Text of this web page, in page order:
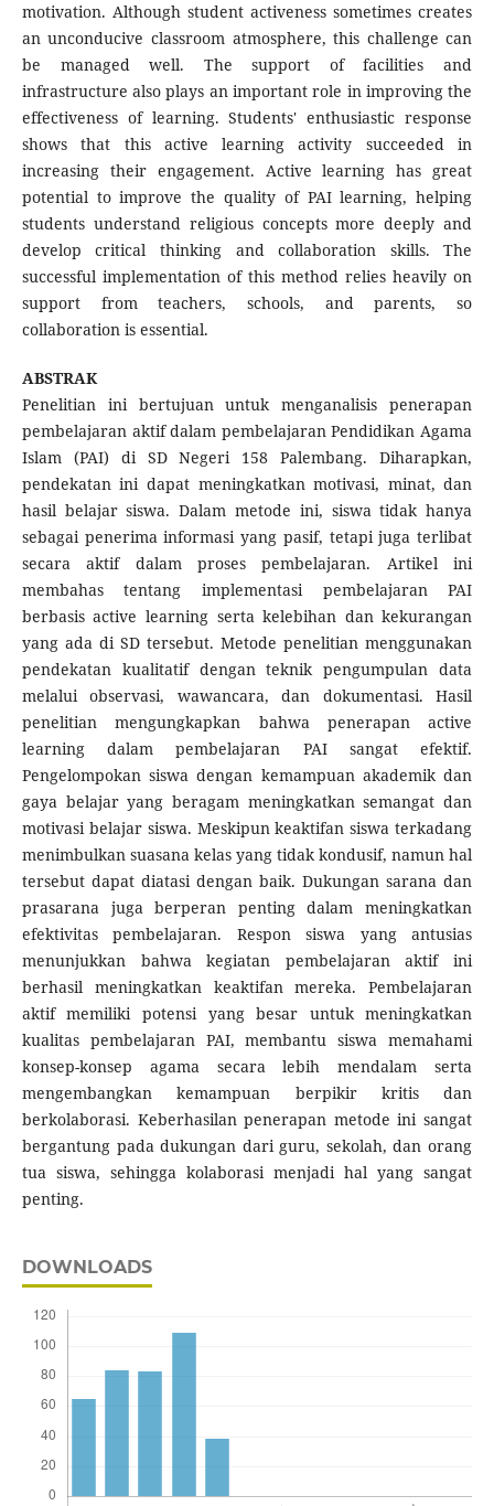
motivation. Although student activeness sometimes creates
an unconducive classroom atmosphere, this challenge can
be managed well. The support of facilities and
infrastructure also plays an important role in improving the
effectiveness of learning. Students' enthusiastic response
shows that this active learning activity succeeded in
increasing their engagement. Active learning has great
potential to improve the quality of PAI learning, helping
students understand religious concepts more deeply and
develop critical thinking and collaboration skills. The
successful implementation of this method relies heavily on
support from teachers, schools, and parents, so
collaboration is essential.
ABSTRAK
Penelitian ini bertujuan untuk menganalisis penerapan
pembelajaran aktif dalam pembelajaran Pendidikan Agama
Islam (PAI) di SD Negeri 158 Palembang. Diharapkan,
pendekatan ini dapat meningkatkan motivasi, minat, dan
hasil belajar siswa. Dalam metode ini, siswa tidak hanya
sebagai penerima informasi yang pasif, tetapi juga terlibat
secara aktif dalam proses pembelajaran. Artikel ini
membahas tentang implementasi pembelajaran PAI
berbasis active learning serta kelebihan dan kekurangan
yang ada di SD tersebut. Metode penelitian menggunakan
pendekatan kualitatif dengan teknik pengumpulan data
melalui observasi, wawancara, dan dokumentasi. Hasil
penelitian mengungkapkan bahwa penerapan active
learning dalam pembelajaran PAI sangat efektif.
Pengelompokan siswa dengan kemampuan akademik dan
gaya belajar yang beragam meningkatkan semangat dan
motivasi belajar siswa. Meskipun keaktifan siswa terkadang
menimbulkan suasana kelas yang tidak kondusif, namun hal
tersebut dapat diatasi dengan baik. Dukungan sarana dan
prasarana juga berperan penting dalam meningkatkan
efektivitas pembelajaran. Respon siswa yang antusias
menunjukkan bahwa kegiatan pembelajaran aktif ini
berhasil meningkatkan keaktifan mereka. Pembelajaran
aktif memiliki potensi yang besar untuk meningkatkan
kualitas pembelajaran PAI, membantu siswa memahami
konsep-konsep agama secara lebih mendalam serta
mengembangkan kemampuan berpikir kritis dan
berkolaborasi. Keberhasilan penerapan metode ini sangat
bergantung pada dukungan dari guru, sekolah, dan orang
tua siswa, sehingga kolaborasi menjadi hal yang sangat
penting.
DOWNLOADS